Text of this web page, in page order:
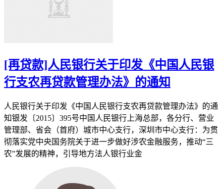
[再贷款]人民银行关于印发《中国人民银
行支农再贷款管理办法》的通知
人民银行关于印发《中国人民银行支农再贷款管理办法》的通
知银发〔2015〕395号中国人民银行上海总部，各分行、营业
管理部、省会（首府）城市中心支行，深圳市中心支行：为贯
彻落实党中央国务院关于进一步做好涉农金融服务，推动“三
农”发展的精神，引导地方法人银行业金